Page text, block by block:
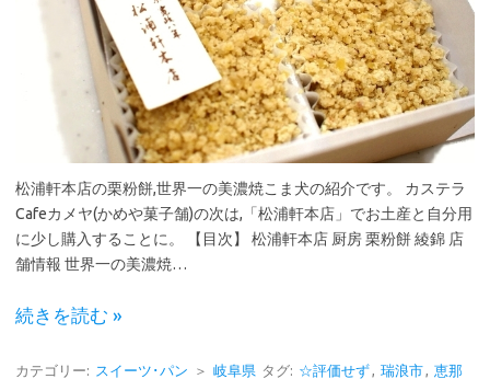
松浦軒本店の栗粉餅,世界一の美濃焼こま犬の紹介です。 カステラ
Cafeカメヤ(かめや菓子舗)の次は,「松浦軒本店」でお土産と自分用
に少し購入することに。 【目次】 松浦軒本店 厨房 栗粉餅 綾錦 店
舗情報 世界一の美濃焼…
続きを読む »
カテゴリー: スイーツ･パン ＞ 岐阜県 タグ: ☆評価せず 瑞浪市
恵那